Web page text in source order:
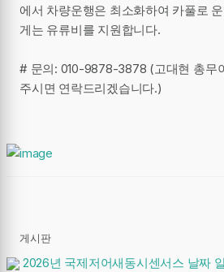
에서 차량운행은 최소화하여 카풀로
게는 유류비를 지원합니다.
# 문의: 010-9878-3878 (고대현 총무
주시면 연락드리겠습니다.)
게시판
2026년 국제저어새동시센서스 날짜